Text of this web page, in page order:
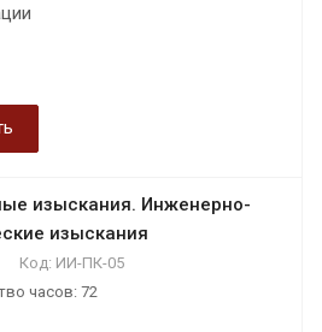
изыскания. Инженерно-
изыскания
Код: ИИ-ПК-05
часов: 72